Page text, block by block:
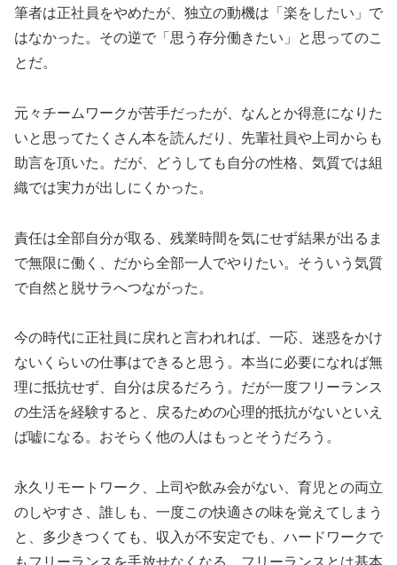
筆者は正社員をやめたが、独立の動機は「楽をしたい」で
はなかった。その逆で「思う存分働きたい」と思ってのこ
とだ。
元々チームワークが苦手だったが、なんとか得意になりた
いと思ってたくさん本を読んだり、先輩社員や上司からも
助言を頂いた。だが、どうしても自分の性格、気質では組
織では実力が出しにくかった。
責任は全部自分が取る、残業時間を気にせず結果が出るま
で無限に働く、だから全部一人でやりたい。そういう気質
で自然と脱サラへつながった。
今の時代に正社員に戻れと言われれば、一応、迷惑をかけ
ないくらいの仕事はできると思う。本当に必要になれば無
理に抵抗せず、自分は戻るだろう。だが一度フリーランス
の生活を経験すると、戻るための心理的抵抗がないといえ
ば嘘になる。おそらく他の人はもっとそうだろう。
永久リモートワーク、上司や飲み会がない、育児との両立
のしやすさ、誰しも、一度この快適さの味を覚えてしまう
と、多少きつくても、収入が不安定でも、ハードワークで